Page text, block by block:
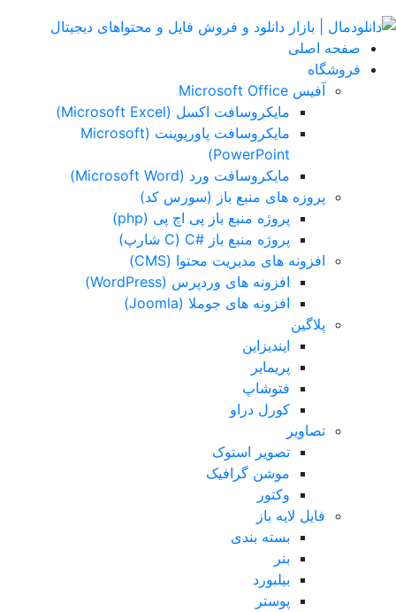
صفحه اصلی
فروشگاه
آفیس Microsoft Office
مایکروسافت اکسل (Microsoft Excel)
مایکروسافت پاورپوینت (Microsoft
PowerPoint)
مایکروسافت ورد (Microsoft Word)
پروزه های منبع باز (سورس کد)
پروژه منبع باز پی اچ پی (php)
پروژه منبع باز #C (C شارپ)
افزونه های مدیریت محتوا (CMS)
افزونه های وردپرس (WordPress)
افزونه های جوملا (Joomla)
پلاگین
ایندیزاین
پریمایر
فتوشاپ
کورل دراو
تصاویر
تصویر استوک
موشن گرافیک
وکتور
فایل لایه باز
بسته بندی
بنر
بیلبورد
پوستر